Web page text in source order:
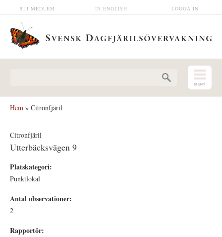
Hoppa till huvudinnehåll LOGGA IN
IN ENGLISH
BLI MEDLEM
Hem » Citronfjäril
Citronfjäril
Utterbäcksvägen 9
Platskategori:
Punktlokal
Antal observationer:
2
Rapportör: